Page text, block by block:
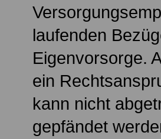
laufenden
Eigenvorsorge.
ein
kann nicht
gepfändet